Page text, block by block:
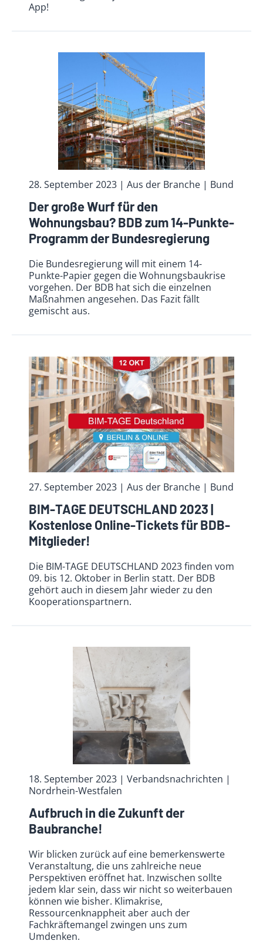
App!
28. September 2023 | Aus der Branche | Bund
Der große Wurf für den
Wohnungsbau? BDB zum 14-Punkte-
Programm der Bundesregierung
Die Bundesregierung will mit einem 14-
Punkte-Papier gegen die Wohnungsbaukrise
vorgehen. Der BDB hat sich die einzelnen
Maßnahmen angesehen. Das Fazit fällt
gemischt aus.
27. September 2023 | Aus der Branche | Bund
BIM-TAGE DEUTSCHLAND 2023 |
Kostenlose Online-Tickets für BDB-
Mitglieder!
Die BIM-TAGE DEUTSCHLAND 2023 finden vom
09. bis 12. Oktober in Berlin statt. Der BDB
gehört auch in diesem Jahr wieder zu den
Kooperationspartnern.
18. September 2023 | Verbandsnachrichten |
Nordrhein-Westfalen
Aufbruch in die Zukunft der
Baubranche!
Wir blicken zurück auf eine bemerkenswerte
Veranstaltung, die uns zahlreiche neue
Perspektiven eröffnet hat. Inzwischen sollte
jedem klar sein, dass wir nicht so weiterbauen
können wie bisher. Klimakrise,
Ressourcenknappheit aber auch der
Fachkräftemangel zwingen uns zum
Umdenken.